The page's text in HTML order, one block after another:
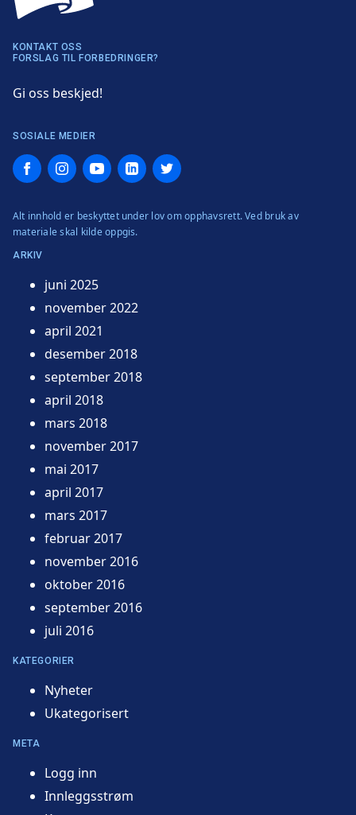
KONTAKT OSS
FORSLAG TIL FORBEDRINGER?
Gi oss beskjed!
SOSIALE MEDIER
FacebookInstagramYouTubeLinkedInTwitter
Alt innhold er beskyttet under lov om opphavsrett. Ved bruk av
materiale skal kilde oppgis.
ARKIV
juni 2025
november 2022
april 2021
desember 2018
september 2018
april 2018
mars 2018
november 2017
mai 2017
april 2017
mars 2017
februar 2017
november 2016
oktober 2016
september 2016
juli 2016
KATEGORIER
Nyheter
Ukategorisert
META
Logg inn
Innleggsstrøm